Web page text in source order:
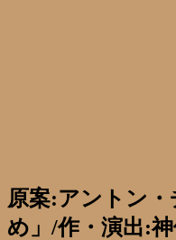
原案:アントン
め」/作・演出: